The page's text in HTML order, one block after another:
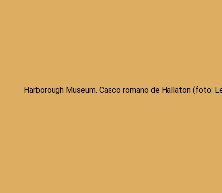
Harborough Museum. Casco romano de Hallaton (foto: